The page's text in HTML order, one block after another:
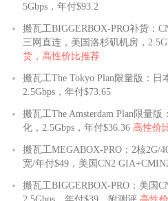
5Gbps，年付$93.2
搬瓦工BIGGERBOX-PRO补货：
三网直连，美国洛杉矶机房，
货，高性价比推荐
搬瓦工The Tokyo Plan限量版：日
2.5Gbps，年付$73.65
搬瓦工The Amsterdam Plan限量
化，2.5Gbps，年付$36.36 高性价
搬瓦工MEGABOX-PRO：2核2G/
宽/年付$49，美国CN2
搬瓦工BIGGERBOX-PRO：美国
2.5Gbps，年付$39，附测评 高性